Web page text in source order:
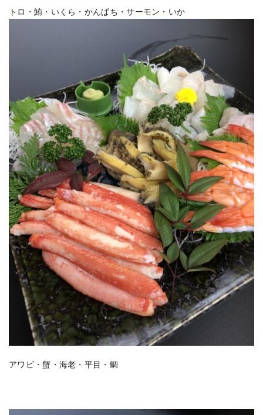
トロ・鮪・いくら・かんぱち・サーモン・いか
アワビ・蟹・海老・平目・鯛